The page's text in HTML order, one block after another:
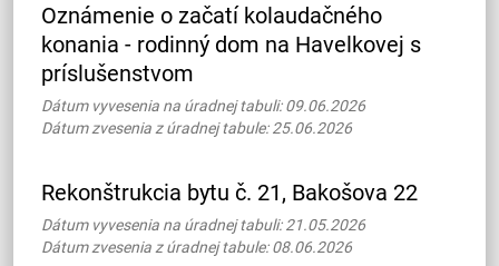
Oznámenie o začatí kolaudačného
konania - rodinný dom na Havelkovej s
príslušenstvom
Dátum vyvesenia na úradnej tabuli: 09.06.2026
Dátum zvesenia z úradnej tabule: 25.06.2026
Rekonštrukcia bytu č. 21, Bakošova 22
Dátum vyvesenia na úradnej tabuli: 21.05.2026
Dátum zvesenia z úradnej tabule: 08.06.2026